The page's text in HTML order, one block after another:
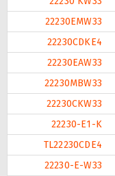
22230EMW33
22230CDKE4
22230EAW33
22230MBW33
22230CKW33
22230-E1-K
TL22230CDE4
22230-E-W33